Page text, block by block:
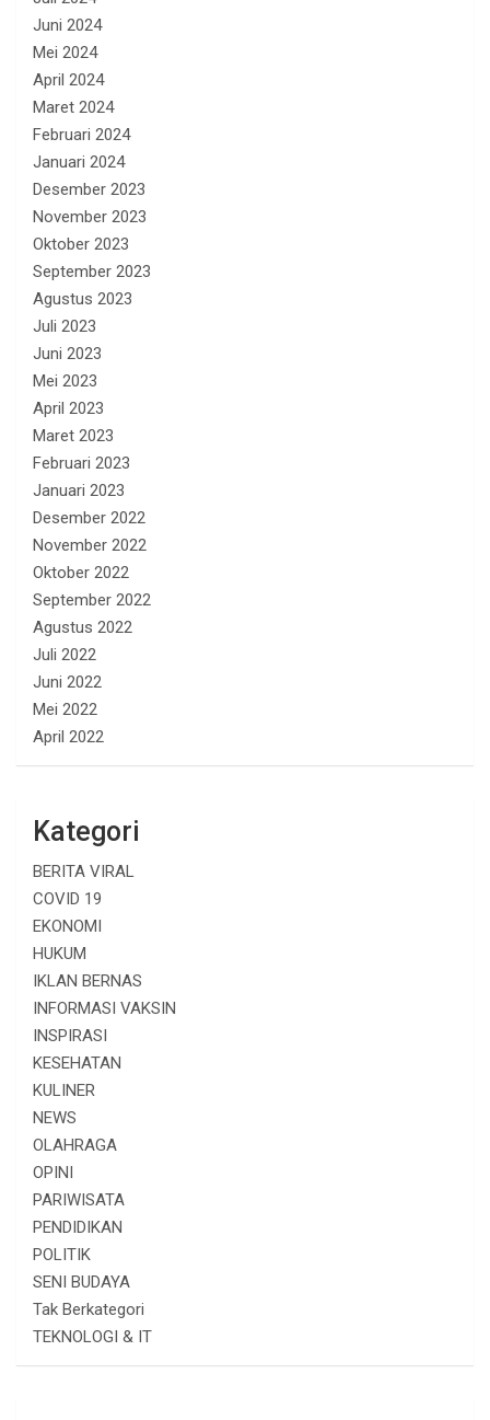
Juni 2024
Mei 2024
April 2024
Maret 2024
Februari 2024
Januari 2024
Desember 2023
November 2023
Oktober 2023
September 2023
Agustus 2023
Juli 2023
Juni 2023
Mei 2023
April 2023
Maret 2023
Februari 2023
Januari 2023
Desember 2022
November 2022
Oktober 2022
September 2022
Agustus 2022
Juli 2022
Juni 2022
Mei 2022
April 2022
Kategori
BERITA VIRAL
COVID 19
EKONOMI
HUKUM
IKLAN BERNAS
INFORMASI VAKSIN
INSPIRASI
KESEHATAN
KULINER
NEWS
OLAHRAGA
OPINI
PARIWISATA
PENDIDIKAN
POLITIK
SENI BUDAYA
Tak Berkategori
TEKNOLOGI & IT